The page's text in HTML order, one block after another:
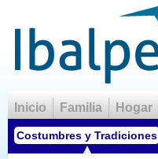
Inicio Familia Hogar
Costumbres y Tradiciones